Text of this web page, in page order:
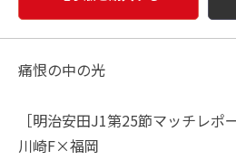
痛恨の中の光
［明治安田J1第25節マッチレポー
川崎F×福岡